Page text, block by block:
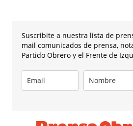
Suscribite a nuestra lista de
mail comunicados de prensa,
Partido Obrero y el Frente de